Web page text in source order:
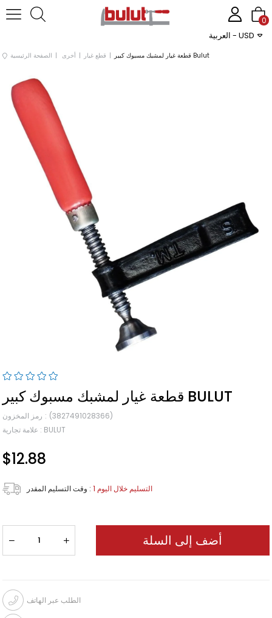
العربية - USD
0
الصفحة الرئيسية أخرى قطع غيار قطعة غيار لمشبك مسبوك كبير Bulut
قطعة غيار لمشبك مسبوك كبير BULUT
رمز المخزون
(3827491028366)
علامة تجارية : BULUT
$12.88
وقت التسليم المقدر : 1 التسليم خلال اليوم
الطلب عبر الهاتف